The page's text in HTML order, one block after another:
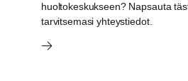
huoltokeskukseen? Napsauta
tarvitsemasi yhteystiedot.